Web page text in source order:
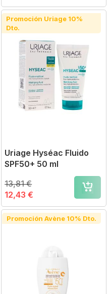
Promoción Uriage 10%
Dto.
Uriage Hyséac Fluido
SPF50+ 50 ml
12,43 €
13,81 €
Promoción Avène 10% Dto.